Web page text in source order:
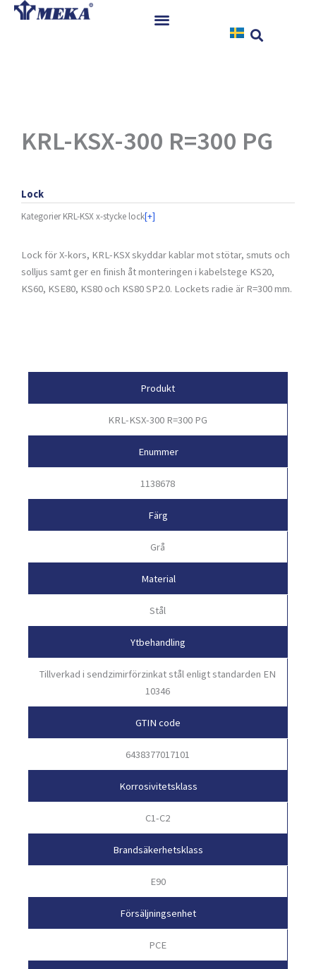
Hoppa
Nedladdningar
Kontakt
KRL-KSX-300 R=300 PG
Lock
Kategorier KRL-KSX x-stycke lock[+]
Lock för X-kors, KRL-KSX skyddar kablar mot stötar, smuts och
solljus samt ger en finish åt monteringen i kabelstege KS20,
KS60, KSE80, KS80 och KS80 SP2.0. Lockets radie är R=300 mm.
Produkt
KRL-KSX-300 R=300 PG
Enummer
1138678
Färg
Grå
Material
Stål
Ytbehandling
Tillverkad i sendzimirförzinkat stål enligt standarden EN
10346
GTIN code
6438377017101
Korrosivitetsklass
C1-C2
Brandsäkerhetsklass
E90
Försäljningsenhet
PCE